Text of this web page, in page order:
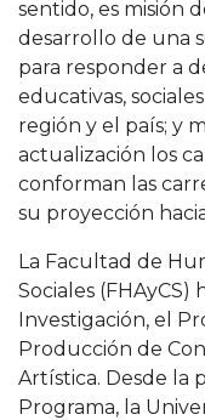
sentido, es misión
desarrollo de una
para responder a
educativas,
región y el país; y
actualización los
conforman las
su proyección
La Facultad de
Sociales
Investigación, el
Producción de
Artística. Desde la
Programa, la